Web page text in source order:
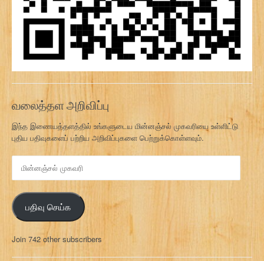
வலைத்தள அறிவிப்பு
இந்த இணையத்தளத்தில் உங்களுடைய மின்னஞ்சல் முகவரியை உள்ளிட்டு
புதிய பதிவுகளைப் பற்றிய அறிவிப்புகளை பெற்றுக்கொள்ளவும்.
ன
ஞ்
ச
ல்
க
வ
பதிவு செய்க
Join 742 other subscribers